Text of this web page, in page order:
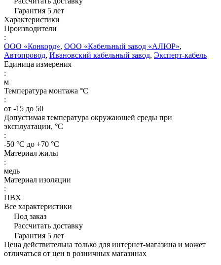
Гарантия 5 лет
Характеристики
Производители
:
ООО «Конкорд», ООО «Кабельный завод «АЛЮР»,
Автопровод, Ивановский кабельный завод, Эксперт-кабель
Единица измерения
:
м
Температура монтажа °C
:
от -15 до 50
Допустимая температура окружающей среды при
эксплуатации, °C
:
-50 °С до +70 °С
Материал жилы
:
медь
Материал изоляции
:
ПВХ
Все характеристики
Под заказ
Рассчитать доставку
Гарантия 5 лет
Цена действительна только для интернет-магазина и может
отличаться от цен в розничных магазинах